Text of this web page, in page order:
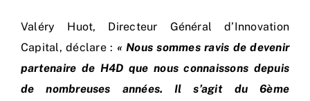
Valéry Huot, Directeur Général d’Innovation
Capital, déclare : « Nous sommes ravis de devenir
partenaire de H4D que nous connaissons depuis
de nombreuses années. Il s’agit du 6ème